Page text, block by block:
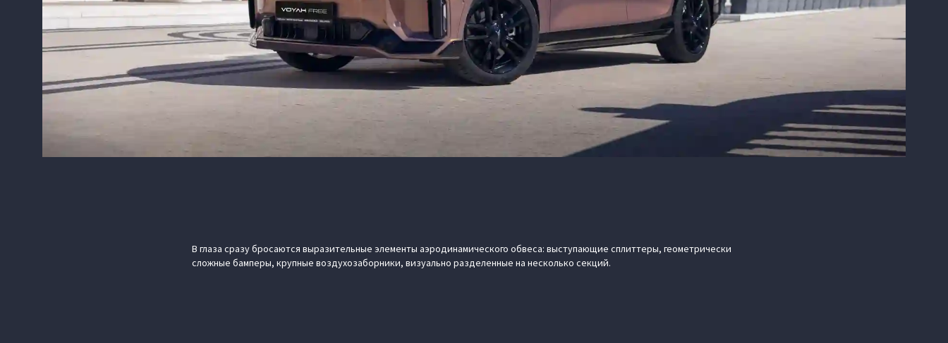
В глаза сразу бросаются выразительные элементы аэродинамического обвеса: выступающие сплиттеры, геометрически
сложные бамперы, крупные воздухозаборники, визуально разделенные на несколько секций.